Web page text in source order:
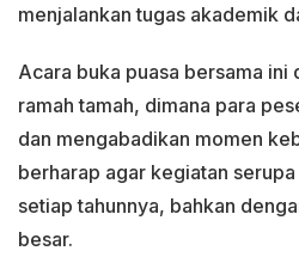
menjalankan tugas akademik
Acara buka puasa bersama ini
ramah tamah, dimana para
dan mengabadikan momen
berharap agar kegiatan
setiap tahunnya, bahkan
besar.